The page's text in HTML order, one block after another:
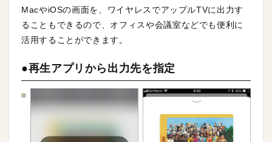
MacやiOSの画面を、ワイヤレスでアップルTVに出力す
ることもできるので、オフィスや会議室などでも便利に
活用することができます。
●再生アプリから出力先を指定